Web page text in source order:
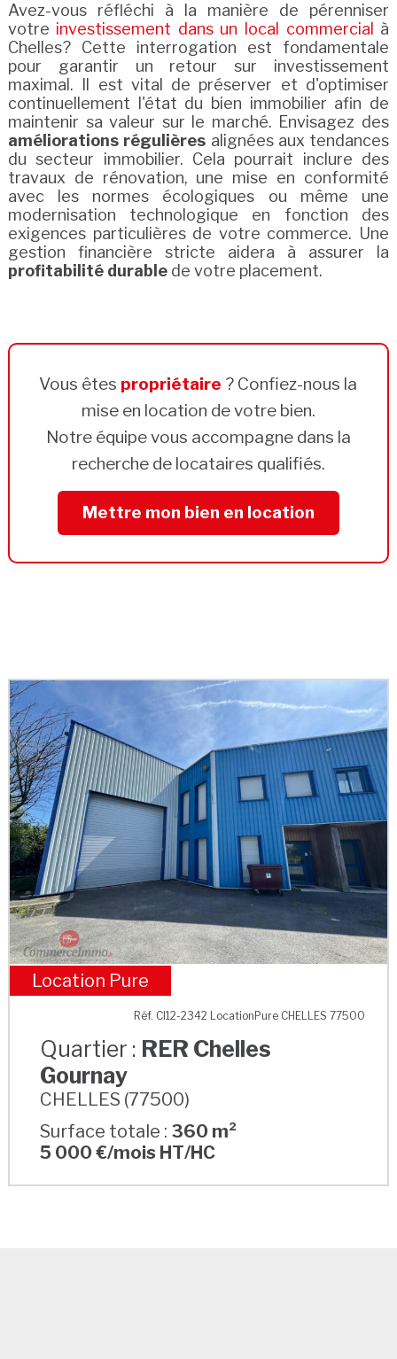
Avez-vous réfléchi à la manière de pérenniser
votre investissement dans un local commercial
à
Chelles? Cette interrogation est fondamentale
pour garantir un retour sur investissement
maximal. Il est vital de préserver et d'optimiser
continuellement l'état du bien immobilier afin de
maintenir sa valeur sur le marché. Envisagez des
améliorations régulières alignées aux tendances
du secteur immobilier. Cela pourrait inclure des
travaux de rénovation, une mise en conformité
avec les normes écologiques ou même une
modernisation technologique en fonction des
exigences particulières de votre commerce. Une
gestion financière stricte aidera à assurer la
profitabilité durablede votre placement.
Vous êtes propriétaire ? Confiez-nous la
mise en location de votre bien.
Notre équipe vous accompagne dans la
recherche de locataires qualifiés.
Mettre mon bien en location
RER Chelles Gournay
Location Pure
Réf. CI12-2342 LocationPure CHELLES 77500
Quartier : RER Chelles
Gournay
CHELLES (77500)
Surface totale : 360 m²
5 000 €/mois HT/HC